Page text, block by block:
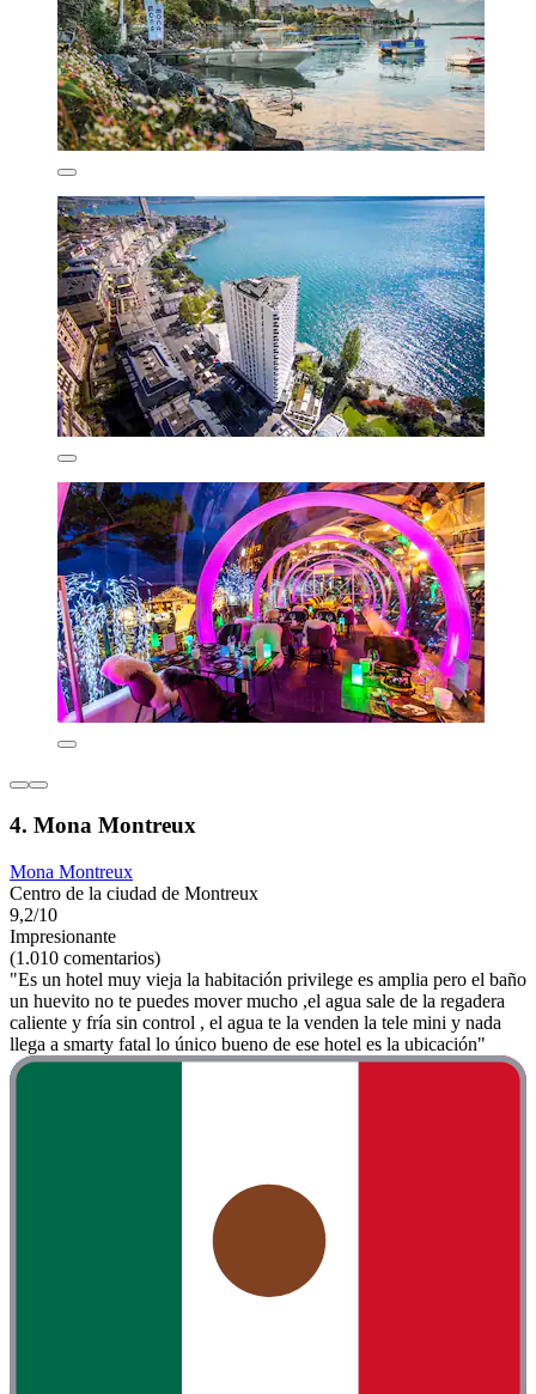
4. Mona Montreux
Mona Montreux
Centro de la ciudad de Montreux
9,2/10
Impresionante
(1.010 comentarios)
"Es un hotel muy vieja la habitación privilege es amplia pero el baño
un huevito no te puedes mover mucho ,el agua sale de la regadera
caliente y fría sin control , el agua te la venden la tele mini y nada
llega a smarty fatal lo único bueno de ese hotel es la ubicación"